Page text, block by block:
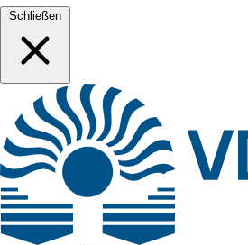
Schließen